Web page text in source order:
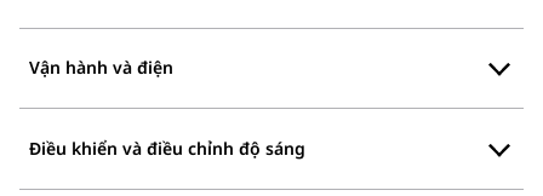
Vận hành và điện
Điều khiển và điều chỉnh độ sáng